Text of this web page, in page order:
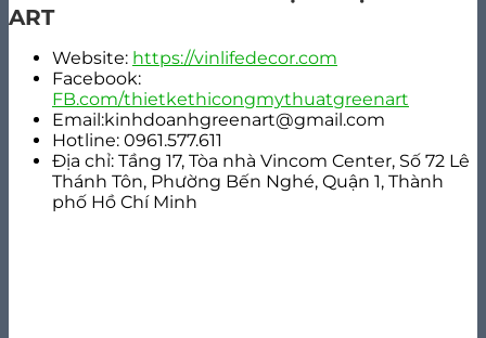
ART
Website: https://vinlifedecor.com
Facebook:
FB.com/thietkethicongmythuatgreenart
Email:kinhdoanhgreenart@gmail.com
Hotline: 0961.577.611
Địa chỉ: Tầng 17, Tòa nhà Vincom Center, Số 72 Lê
Thánh Tôn, Phường Bến Nghé, Quận 1, Thành
phố Hồ Chí Minh